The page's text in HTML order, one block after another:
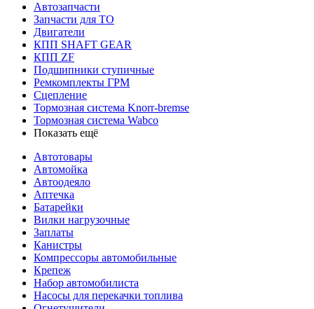
Автозапчасти
Запчасти для ТО
Двигатели
КПП SHAFT GEAR
КПП ZF
Подшипники ступичные
Ремкомплекты ГРМ
Сцепление
Тормозная система Knorr-bremse
Тормозная система Wabco
Показать ещё
Автотовары
Автомойка
Автоодеяло
Аптечка
Батарейки
Вилки нагрузочные
Заплаты
Канистры
Компрессоры автомобильные
Крепеж
Набор автомобилиста
Насосы для перекачки топлива